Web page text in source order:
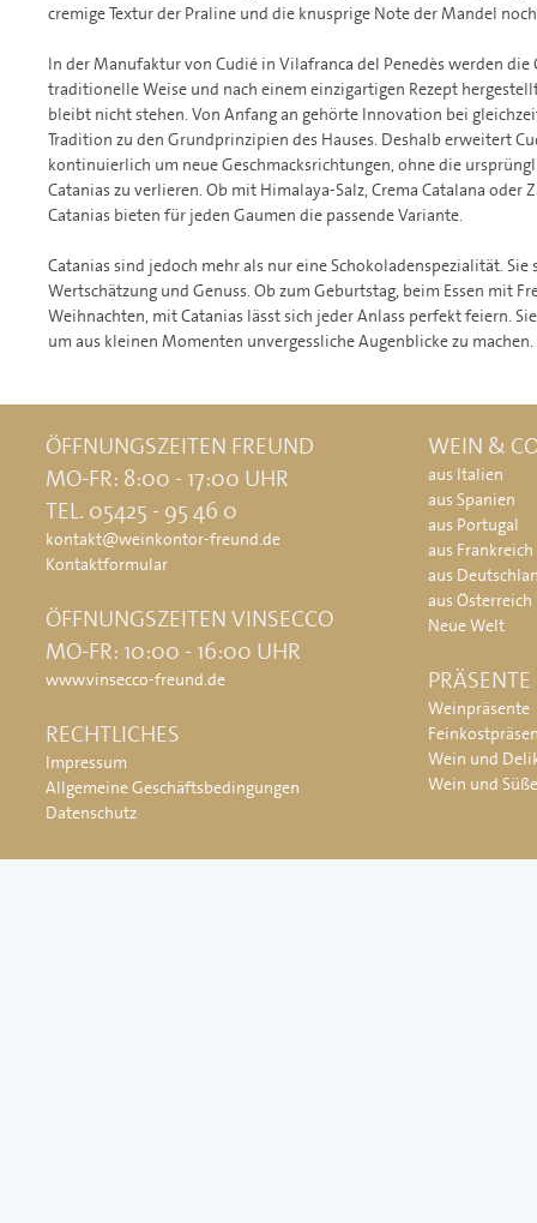
cremige Textur der Praline und die knusprige Note der Mandel
In der Manufaktur von Cudié in Vilafranca del Penedès werden die
traditionelle Weise und nach einem einzigartigen Rezept
bleibt nicht stehen. Von Anfang an gehörte Innovation bei
Tradition zu den Grundprinzipien des Hauses. Deshalb erweitert
kontinuierlich um neue Geschmacksrichtungen, ohne die
Catanias zu verlieren. Ob mit Himalaya-Salz, Crema Catalana oder
Catanias bieten für jeden Gaumen die passende Variante.
Catanias sind jedoch mehr als nur eine Schokoladenspezialität.
Wertschätzung und Genuss. Ob zum Geburtstag, beim Essen mit
Weihnachten, mit Catanias lässt sich jeder Anlass perfekt feiern.
um aus kleinen Momenten unvergessliche Augenblicke zu machen.
ÖFFNUNGSZEITEN FREUND
MO-FR: 8:00 - 17:00 UHR
TEL. 05425 - 95 46 0
kontakt@weinkontor-freund.de
Kontaktformular
ÖFFNUNGSZEITEN VINSECCO
MO-FR: 10:00 - 16:00 UHR
www.vinsecco-freund.de
RECHTLICHES
Impressum
Allgemeine Geschäftsbedingungen
Datenschutz
WEIN &
aus Italien
aus Spanien
aus Portugal
aus Frankreich
aus
aus Österreich
Neue Welt
PRÄSENTE
Weinpräsente
Wein und
Wein und